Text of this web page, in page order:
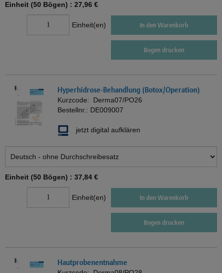
Einheit (50 Bögen) : 27,96 €
Einheit(en) In den Warenkorb
Bogen drucken
Hyperhidrose-Behandlung (Botox/Operation)
Kurzcode: Derma07/PO26
Bestellnr.: DE009007
jetzt digital aufklären
Einheit (50 Bögen) : 37,84 €
Einheit(en) In den Warenkorb
Bogen drucken
Hautprobenentnahme